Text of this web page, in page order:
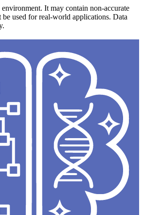
It may contain non-accurate
be used for real-world applications. Data